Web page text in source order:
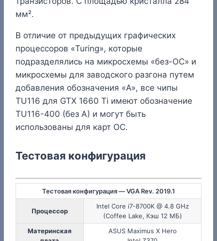
мм².
В отличие от предыдущих графических
процессоров «Turing», которые
подразделялись на микросхемы «без-OC» и
микросхемы для заводского разгона путем
добавления обозначения «A», все чипы
TU116 для GTX 1660 Ti имеют обозначение
TU116-400 (без A) и могут быть
использованы для карт OC.
Тестовая конфигурация
Тестовая конфигурация — VGA Rev. 2019.1
Процессор
Intel Core i7-8700K @ 4.8 GHz
(Coffee Lake, Кэш 12 МБ)
Материнская
ASUS Maximus X Hero